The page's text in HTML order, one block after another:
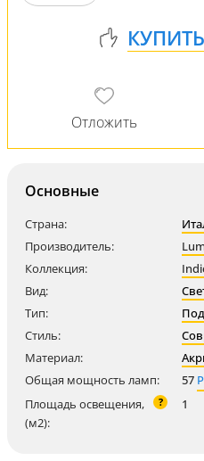
Основные
Страна:
Производитель:
Коллекция:
Вид:
Тип:
Стиль:
Материал:
Общая мощность ламп:
57
Площадь освещения,
(м2):
? 1